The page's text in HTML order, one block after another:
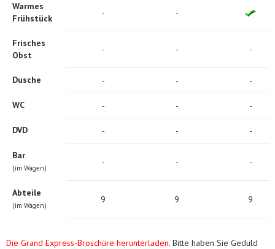
Warmes
Frühstück
- -
Frisches
Obst
- - -
Dusche - - -
WC - - -
DVD - - -
Bar
(im Wagen)
- - -
Abteile
(im Wagen)
9 9 9
Die Grand Express-Broschüre herunterladen. Bitte haben Sie Geduld